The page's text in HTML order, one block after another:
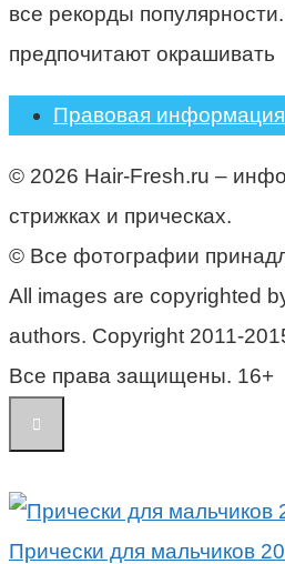
все рекорды
предпочитают окрашивать
Правовая информация
© 2026 Hair-Fresh.ru –
стрижках и прическах.
© Все фотографии
All images are copyrighted
authors. Copyright 2011-
Все права защищены. 16+
Прически для мальчиков